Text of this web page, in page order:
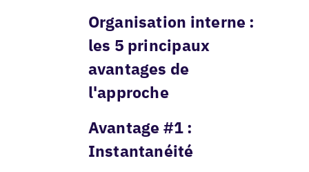
Organisation interne :
les 5 principaux
avantages de
l'approche
Avantage #1 :
Instantanéité